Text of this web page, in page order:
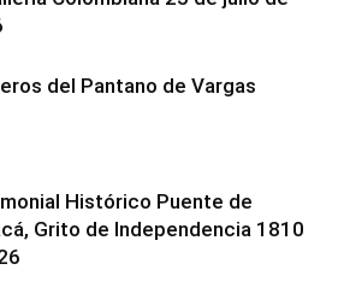
del Pantano de Vargas
Histórico Puente de
Grito de Independencia 1810